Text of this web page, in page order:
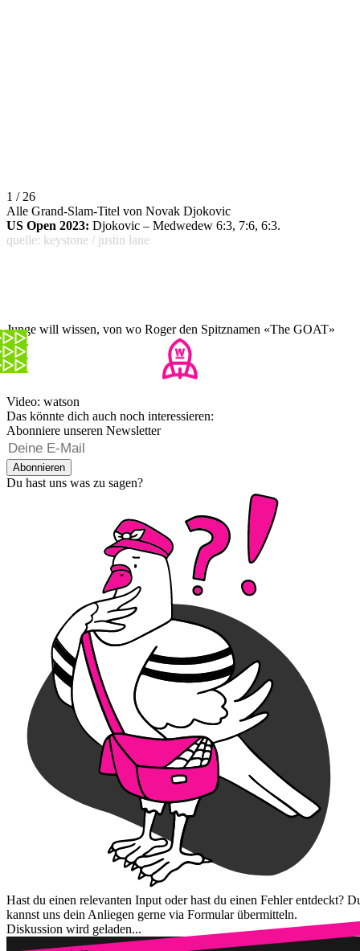
1 / 26
Alle Grand-Slam-Titel von Novak Djokovic
US Open 2023: Djokovic – Medwedew 6:3, 7:6, 6:3.
quelle: keystone / justin lane
Junge will wissen, von wo Roger den Spitznamen «The GOAT»
hat
Video: watson
Das könnte dich auch noch interessieren:
Abonniere unseren Newsletter
Abonnieren
Du hast uns was zu sagen?
Hast du einen relevanten Input oder hast du einen Fehler entdeckt?
kannst uns dein Anliegen gerne via Formular übermitteln.
Diskussion wird geladen...